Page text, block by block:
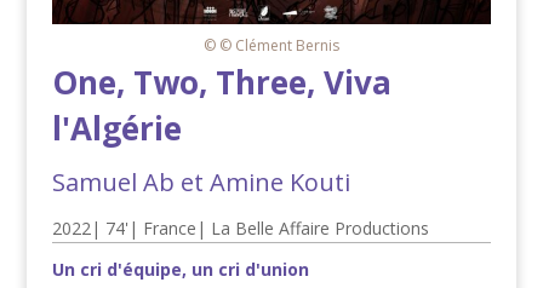
© © Clément Bernis
One, Two, Three, Viva
l'Algérie
Samuel Ab et Amine Kouti
2022| 74' | France | La Belle Affaire Productions
Un cri d'équipe, un cri d'union